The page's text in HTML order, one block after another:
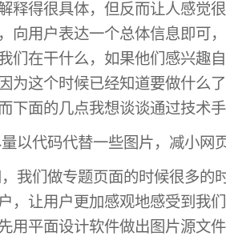
释得很具体，但反而让人感觉
向用户表达一个总体信息即可
们在干什么，如果他们感兴趣
为这个时候已经知道要做什么
下面的几点我想谈谈通过技术
代码代替一些图片，减小网
们做专题页面的时候很多的
，让用户更加感观地感受到我
用平面设计软件做出图片源文